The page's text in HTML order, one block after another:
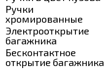
Ручки
хромированные
Электрооткрытие
багажника
Бесконтактное
открытие багажника